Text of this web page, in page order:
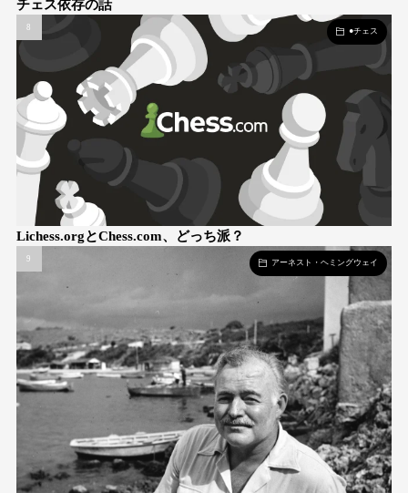
チェス依存の話
●チェス
Lichess.orgとChess.com、どっち派？
アーネスト・ヘミングウェイ